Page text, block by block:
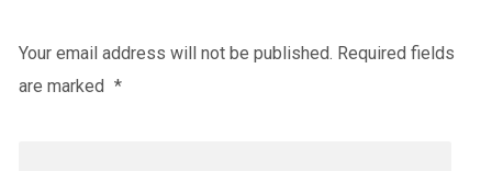
Your email address will not be published. Required fields
are marked *